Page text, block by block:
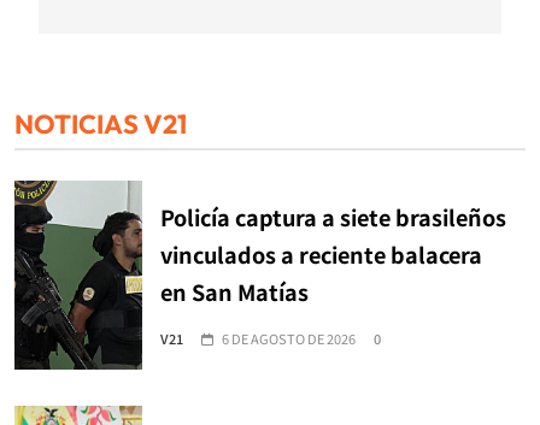
NOTICIAS V21
Policía captura a siete brasileños
vinculados a reciente balacera
en San Matías
V21 6 DE AGOSTO DE 2026 0